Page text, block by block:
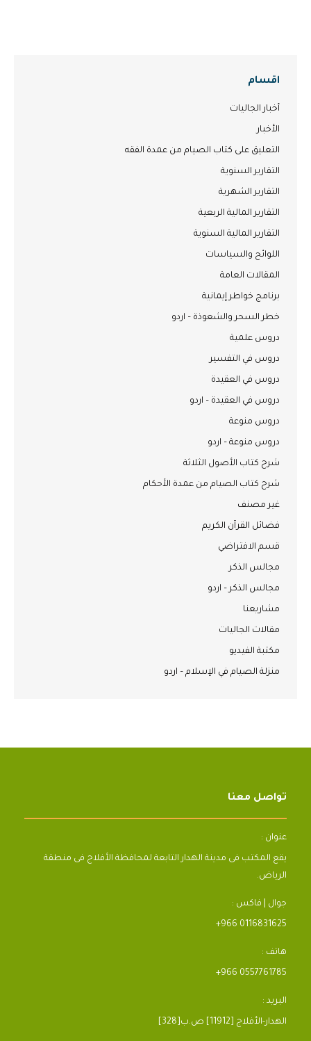
اقسام
أخبار الجاليات
الأخبار
التعليق على كتاب الصيام من عمدة الفقه
التقارير السنوية
التقارير الشهرية
التقارير المالية الربعية
التقارير المالية السنوية
اللوائح والسياسات
المقالات العامة
برنامج خواطر إيمانية
خطر السحر والشعوذة – اردو
دروس علمية
دروس في التفسير
دروس في العقيدة
دروس في العقيدة – اردو
دروس منوعة
دروس منوعة – اردو
شرح كتاب الأصول الثلاثة
شرح كتاب الصيام من عمدة الأحكام
غير مصنف
فضائل القرآن الكريم
قسم الافتراضي
مجالس الذكر
مجالس الذكر – اردو
مشاريعنا
مقالات الجاليات
مكتبة الفيديو
منزلة الصيام في الإسلام – اردو
تواصل معنا
عنوان :
يقع المكتب فى مدينة الهدار التابعة لمحافظة الأفلاج فى منطقة
الرياض.
جوال | فاكس :
+966 0116831625
هاتف :
+966 0557761785
البريد :
[328]الهدار-الأفلاج [11912] ص.ب